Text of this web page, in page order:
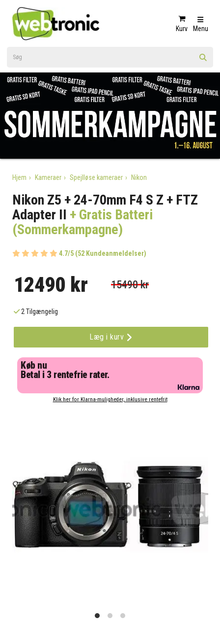
Kurv Menu
Hjem Kameraer Spejlløse kameraer Nikon
Nikon Z5 + 24-70mm F4 S Z + FTZ
Adapter II + Gratis Batteri
(Sommerkampagne)
4.7/5 (52 Kundeanmeldelser)
12490 kr 15490 kr
2 Tilgængelig
Læg i kurv
Køb nu
Betal i 3 rentefrie rater.
Klik her for Klarna-muligheder, inklusive rentefrit